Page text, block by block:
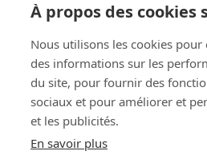
Rechercher
À propos des cookies
Nous utilisons les cookies pour
des informations sur les
du site, pour fournir des
sociaux et pour améliorer et
et les publicités.
En savoir plus